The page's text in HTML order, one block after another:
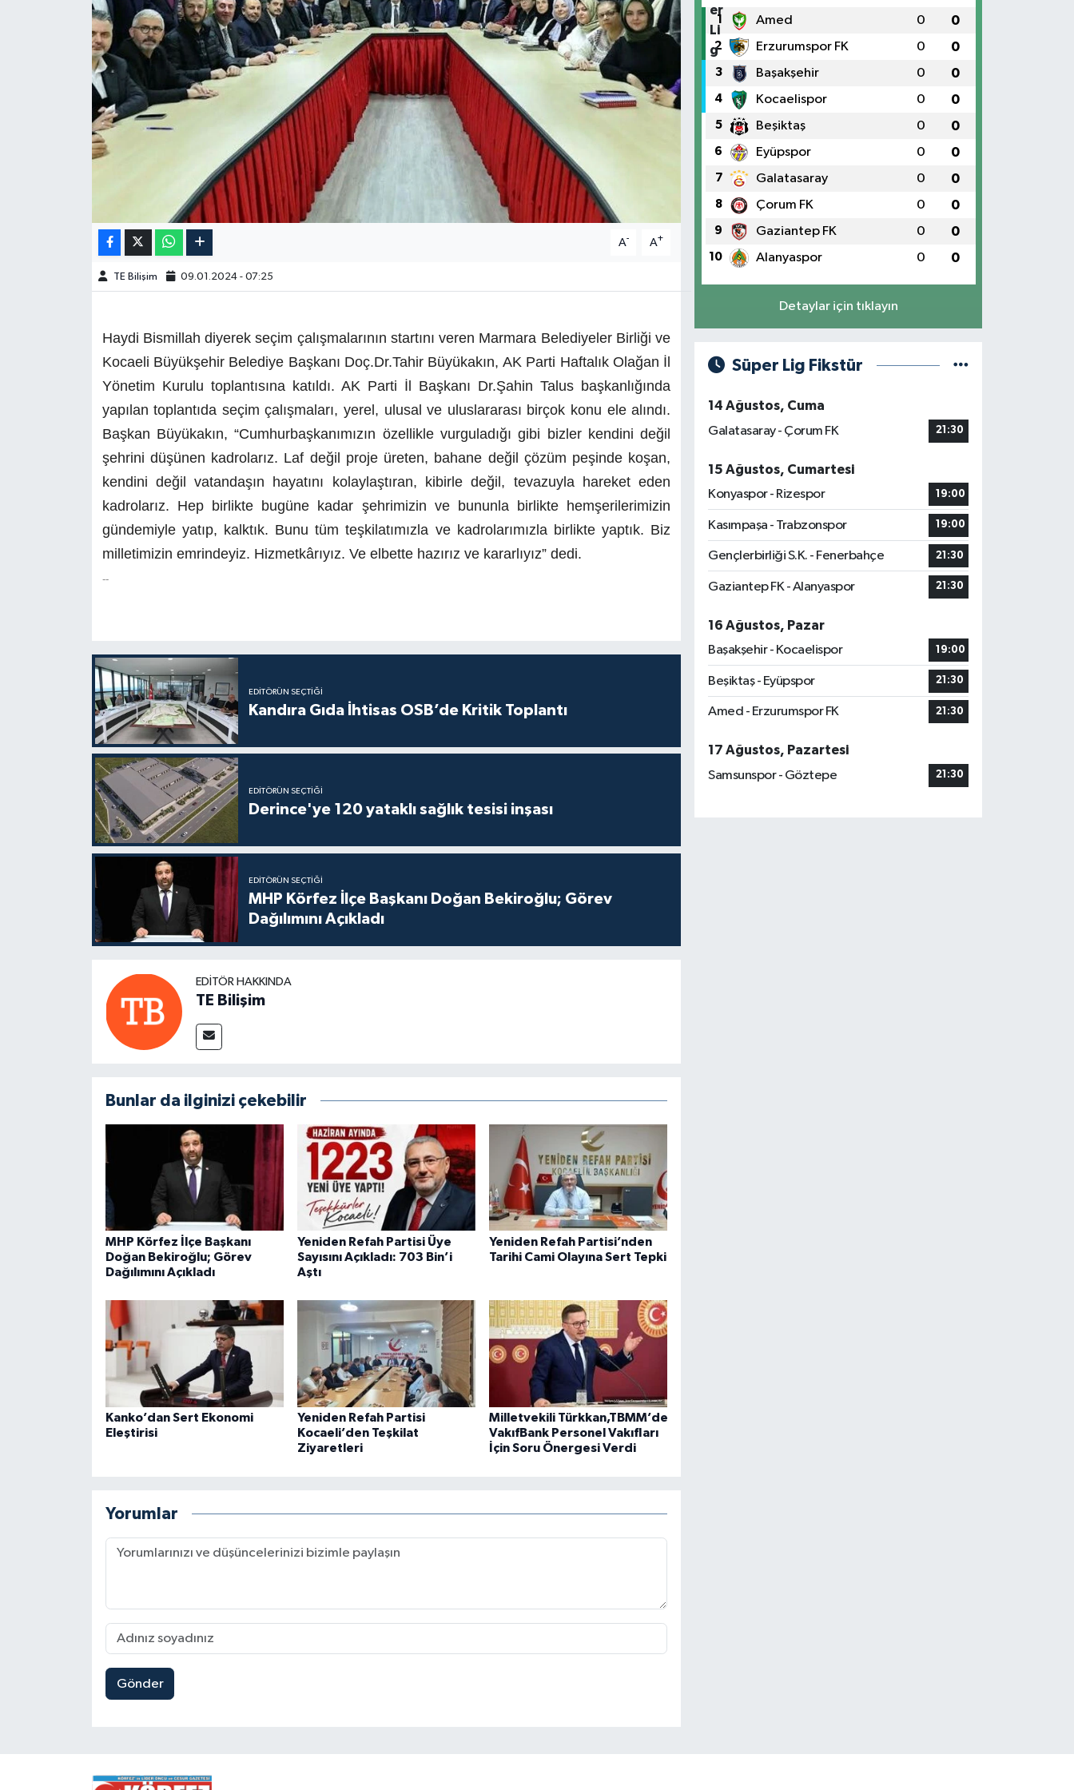
A- A+
TE Bilişim 09.01.2024 - 07:25
Haydi Bismillah diyerek seçim çalışmalarının startını veren Marmara Belediyeler Birliği ve
Kocaeli Büyükşehir Belediye Başkanı Doç.Dr.Tahir Büyükakın, AK Parti Haftalık Olağan İl
Yönetim Kurulu toplantısına katıldı. AK Parti İl Başkanı Dr.Şahin Talus başkanlığında
yapılan toplantıda seçim çalışmaları, yerel, ulusal ve uluslararası birçok konu ele alındı.
Başkan Büyükakın, “Cumhurbaşkanımızın özellikle vurguladığı gibi bizler kendini değil
şehrini düşünen kadrolarız. Laf değil proje üreten, bahane değil çözüm peşinde koşan,
kendini değil vatandaşın hayatını kolaylaştıran, kibirle değil, tevazuyla hareket eden
kadrolarız. Hep birlikte bugüne kadar şehrimizin ve bununla birlikte hemşerilerimizin
gündemiyle yatıp, kalktık. Bunu tüm teşkilatımızla ve kadrolarımızla birlikte yaptık. Biz
milletimizin emrindeyiz. Hizmetkârıyız. Ve elbette hazırız ve kararlıyız” dedi.
--
EDITÖRÜN SEÇTIĞI
Kandıra Gıda İhtisas OSB’de Kritik Toplantı
EDITÖRÜN SEÇTIĞI
Derince'ye 120 yataklı sağlık tesisi inşası
EDITÖRÜN SEÇTIĞI
MHP Körfez İlçe Başkanı Doğan Bekiroğlu; Görev
Dağılımını Açıkladı
EDITÖR HAKKINDA
TE Bilişim
Bunlar da ilginizi çekebilir
MHP Körfez İlçe Başkanı
Doğan Bekiroğlu; Görev
Dağılımını Açıkladı
Yeniden Refah Partisi Üye
Sayısını Açıkladı: 703 Bin’i
Aştı
Yeniden Refah Partisi’nden
Tarihi Cami Olayına Sert Tepki
Kanko’dan Sert Ekonomi
Eleştirisi
Yeniden Refah Partisi
Kocaeli’den Teşkilat
Ziyaretleri
Milletvekili Türkkan,TBMM’de
VakıfBank Personel Vakıfları
İçin Soru Önergesi Verdi
Yorumlar
Gönder
1 Amed 0 0
2 Erzurumspor FK 0 0
3 Başakşehir 0 0
4 Kocaelispor 0 0
5 Beşiktaş 0 0
6 Eyüpspor 0 0
7 Galatasaray 0 0
8 Çorum FK 0 0
9 Gaziantep FK 0 0
10 Alanyaspor 0 0
Detaylar için tıklayın
Süper Lig Fikstür
14 Ağustos, Cuma
Galatasaray - Çorum FK
21:30
15 Ağustos, Cumartesi
Konyaspor - Rizespor
19:00
Kasımpaşa - Trabzonspor 19:00
Gençlerbirliği S.K. - Fenerbahçe 21:30
Gaziantep FK - Alanyaspor 21:30
16 Ağustos, Pazar
Başakşehir - Kocaelispor
19:00
Beşiktaş - Eyüpspor 21:30
Amed - Erzurumspor FK 21:30
17 Ağustos, Pazartesi
Samsunspor - Göztepe
21:30